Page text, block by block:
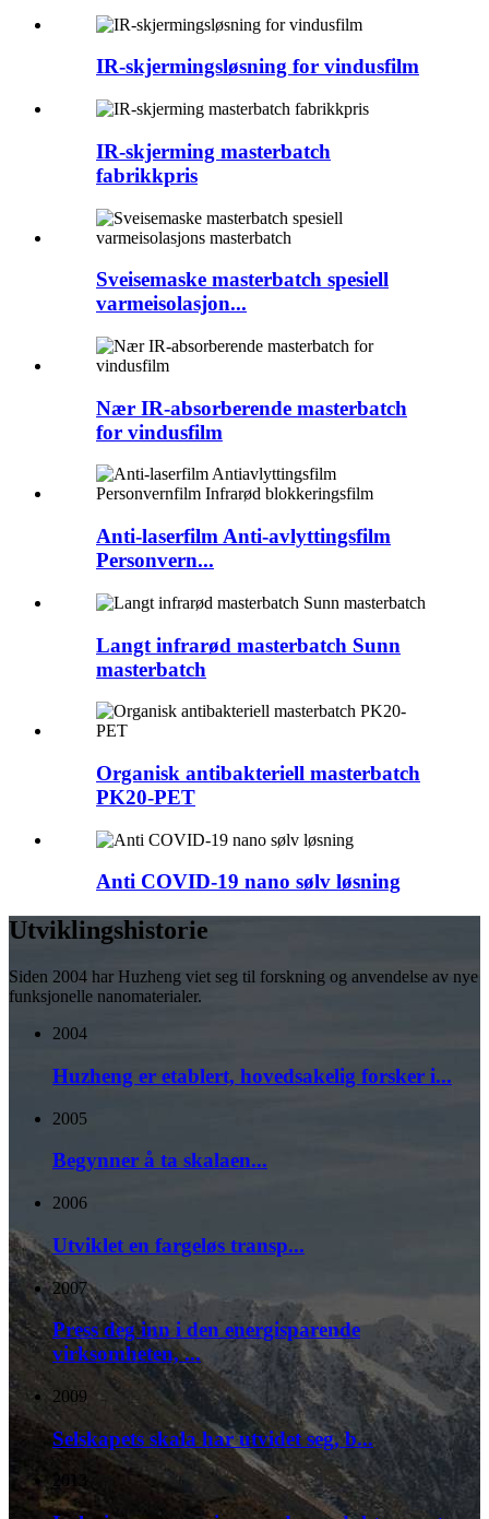
IR-skjermingsløsning for vindusfilm
IR-skjerming masterbatch
fabrikkpris
Sveisemaske masterbatch spesiell
varmeisolasjon...
Nær IR-absorberende masterbatch
for vindusfilm
Anti-laserfilm Anti-avlyttingsfilm
Personvern...
Langt infrarød masterbatch Sunn
masterbatch
Organisk antibakteriell masterbatch
PK20-PET
Anti COVID-19 nano sølv løsning
Utviklingshistorie
Siden 2004 har Huzheng viet seg til forskning og anvendelse av nye
funksjonelle nanomaterialer.
2004
Huzheng er etablert, hovedsakelig forsker i...
2005
Begynner å ta skalaen...
2006
Utviklet en fargeløs transp...
2007
Press deg inn i den energisparende
virksomheten, ...
2009
Selskapets skala har utvidet seg, b...
2013